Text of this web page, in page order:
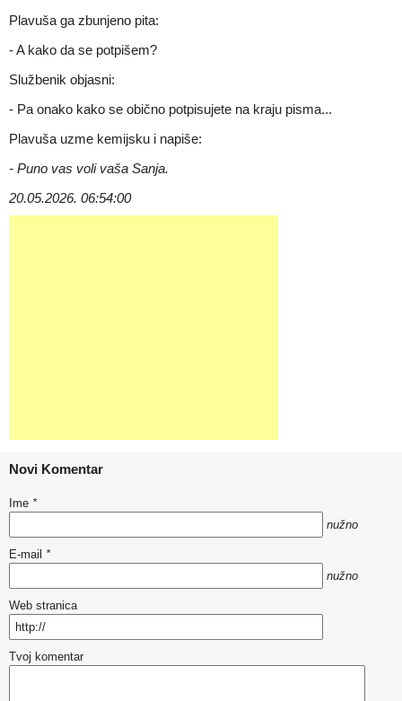
Plavuša ga zbunjeno pita:
- A kako da se potpišem?
Službenik objasni:
- Pa onako kako se obično potpisujete na kraju pisma...
Plavuša uzme kemijsku i napiše:
- Puno vas voli vaša Sanja.
20.05.2026. 06:54:00
Novi Komentar
Ime *
nužno
E-mail *
nužno
Web stranica
Tvoj komentar